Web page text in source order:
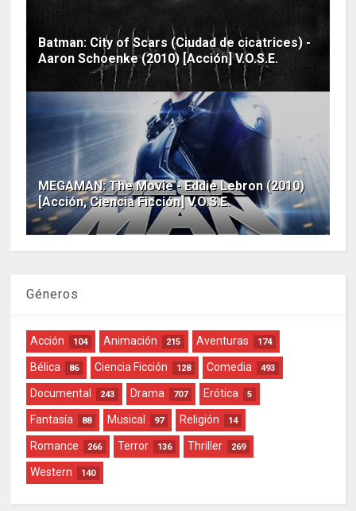
Batman: City of Scars (Ciudad de cicatrices) -
Aaron Schoenke (2010) [Acción] V.O.S.E.
MEGAMAN: The Movie - Eddie Lebron (2010)
[Acción, Ciencia Ficción] V.O.S.E.
Géneros
Acción 104 Animación 215 Aventuras 174
Bélica 86 Ciencia Ficción 128 Comedia 493
Documental 243 Drama 707 Erótica 5
Fantasía 88 Musical 97 Religión 14
Romance 266 Terror 136 Thriller 269
Western 140